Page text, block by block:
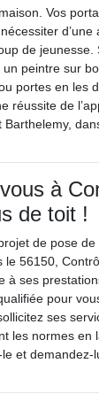
maison. Vos
de jeunesse.
un peintre sur
portes en les
réussite de
à
de toit !
de pose
le 56150,
à ses
pour
ses
les normes en
et demandez-